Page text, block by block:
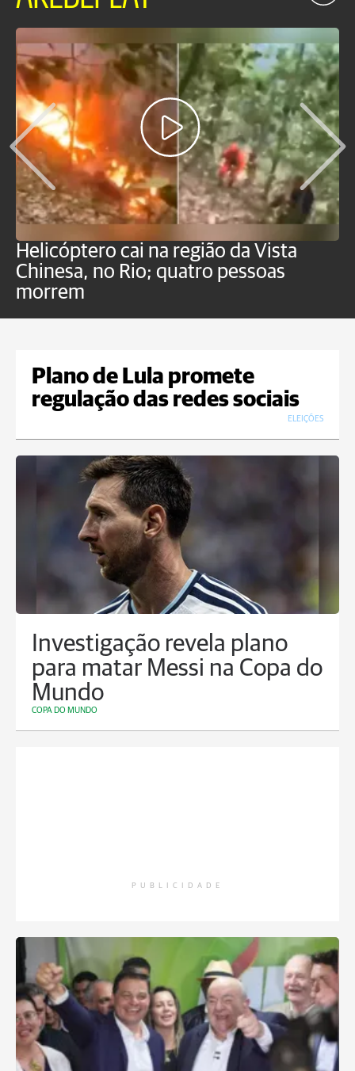
Helicóptero cai na região da Vista
Chinesa, no Rio; quatro pessoas
morrem
Plano de Lula promete
regulação das redes sociais
ELEIÇÕES
Investigação revela plano
para matar Messi na Copa do
Mundo
COPA DO MUNDO
PUBLICIDADE